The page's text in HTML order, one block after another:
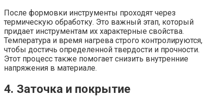
После формовки инструменты проходят через
термическую обработку. Это важный этап, который
придает инструментам их характерные свойства.
Температура и время нагрева строго контролируются,
чтобы достичь определенной твердости и прочности.
Этот процесс также помогает снизить внутренние
напряжения в материале.
4. Заточка и покрытие